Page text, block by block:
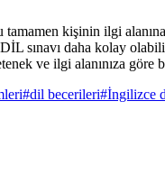
kişinin ilgi
sınavı daha kolay
ve ilgi alanınıza göre
#dil becerileri#İngilizce